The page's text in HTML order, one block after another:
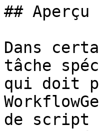
## Aperçu
Dans
tâche
qui doit
de script